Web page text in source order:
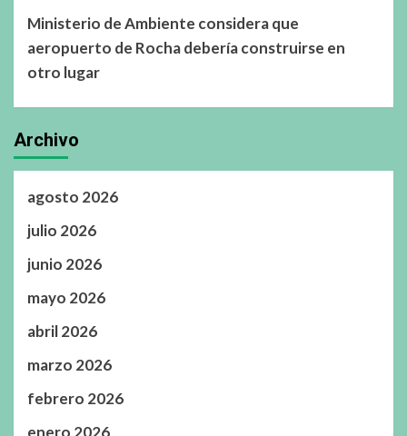
Ministerio de Ambiente considera que
aeropuerto de Rocha debería construirse en
otro lugar
Archivo
agosto 2026
julio 2026
junio 2026
mayo 2026
abril 2026
marzo 2026
febrero 2026
enero 2026